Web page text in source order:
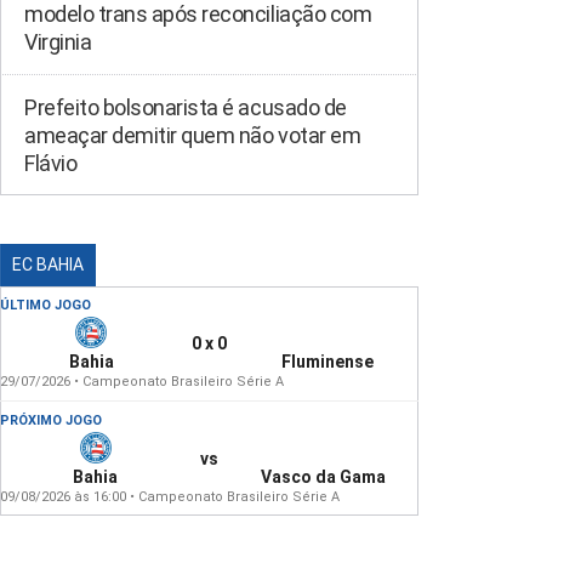
modelo trans após reconciliação com
Virginia
Prefeito bolsonarista é acusado de
ameaçar demitir quem não votar em
Flávio
EC BAHIA
ÚLTIMO JOGO
Bahia
0 x 0
Fluminense
29/07/2026 • Campeonato Brasileiro Série A
PRÓXIMO JOGO
Bahia
vs
Vasco da Gama
09/08/2026 às 16:00 • Campeonato Brasileiro Série A